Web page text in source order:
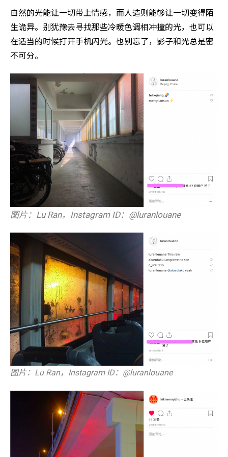
自然的光能让一切带上情感，而人造则能够让一切变得陌
生诡异。别犹豫去寻找那些冷暖色调相冲撞的光，也可以
在适当的时候打开手机闪光。也别忘了，影子和光总是密
不可分。
图片：Lu Ran，Instagram ID：@luranlouane
图片：Lu Ran，Instagram ID：@luranlouane